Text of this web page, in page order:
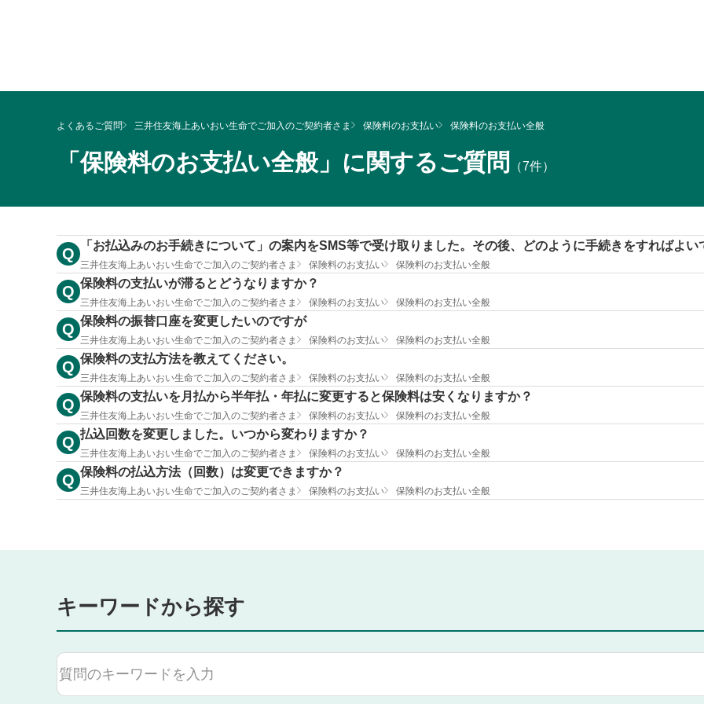
よくあるご質問 三井住友海上あいおい生命でご加入のご契約者さま 保険料のお支払い 保険料のお支払い全般
「保険料のお支払い全般」に関するご質問 （7件）
Q 「お払込みのお手続きについて」の案内をSMS等で受け取りました。その後、どのように手続きをすればよい
三井住友海上あいおい生命でご加入のご契約者さま 保険料のお支払い 保険料のお支払い全般
Q 保険料の支払いが滞るとどうなりますか？
三井住友海上あいおい生命でご加入のご契約者さま 保険料のお支払い 保険料のお支払い全般
Q 保険料の振替口座を変更したいのですが
三井住友海上あいおい生命でご加入のご契約者さま 保険料のお支払い 保険料のお支払い全般
Q 保険料の支払方法を教えてください。
三井住友海上あいおい生命でご加入のご契約者さま 保険料のお支払い 保険料のお支払い全般
Q 保険料の支払いを月払から半年払・年払に変更すると保険料は安くなりますか？
三井住友海上あいおい生命でご加入のご契約者さま 保険料のお支払い 保険料のお支払い全般
Q 払込回数を変更しました。いつから変わりますか？
三井住友海上あいおい生命でご加入のご契約者さま 保険料のお支払い 保険料のお支払い全般
Q 保険料の払込方法（回数）は変更できますか？
三井住友海上あいおい生命でご加入のご契約者さま 保険料のお支払い 保険料のお支払い全般
キーワードから探す